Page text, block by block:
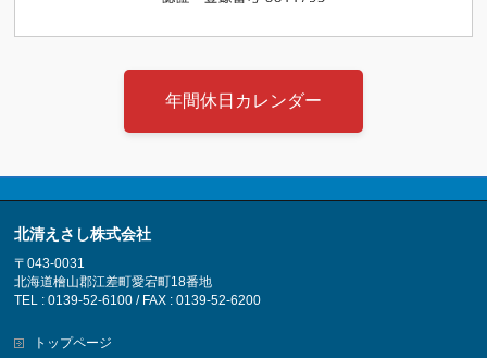
年間休日カレンダー
北清えさし株式会社
〒043-0031
北海道檜山郡江差町愛宕町18番地
TEL : 0139-52-6100 / FAX : 0139-52-6200
トップページ